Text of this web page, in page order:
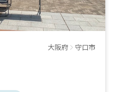
大阪府 守口市